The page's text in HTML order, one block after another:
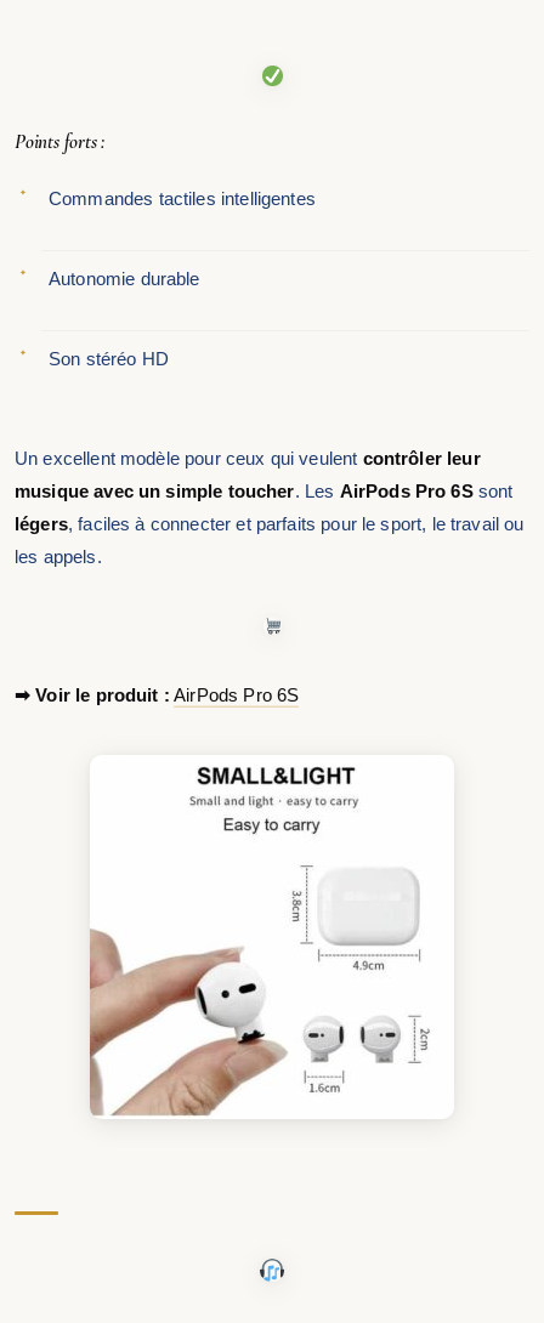
Points forts :
Commandes tactiles intelligentes
Autonomie durable
Son stéréo HD
Un excellent modèle pour ceux qui veulent contrôler leur
musique avec un simple toucher. Les AirPods Pro 6Ssont
légers, faciles à connecter et parfaits pour le sport, le travail ou
les appels.
➡ Voir le produit : AirPods Pro 6S